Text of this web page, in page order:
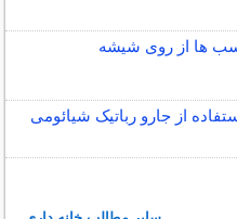
ها از روی شیشه
از جارو رباتیک شیائومی